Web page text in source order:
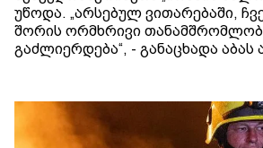
უწოდა. „არსებულ ვითარებაში,
შორის ორმხრივი
გაძლიერდება“, - განაცხადა აბას